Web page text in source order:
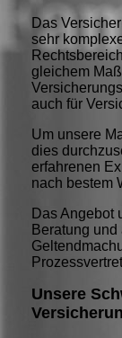
Das
sehr
gleichem
auch für
Um unsere
dies
erfahrenen
nach bestem
Das Angebot
Beratung
Unsere